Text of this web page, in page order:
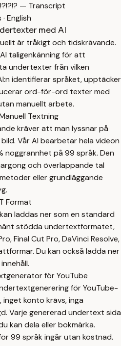
— Transcript
English
med AI
är tråkigt och tidskrävande.
taligenkänning för att
undertexter från vilken
identifierar språket, upptäcker
ord-för-ord texter med
manuellt arbete.
Textning
kräver att man lyssnar på
Vår AI bearbetar hela videon
noggrannhet på 99 språk. Den
och överlappande tal
eller grundläggande
Format
laddas ner som en standard
stödda undertextformatet,
Final Cut Pro, DaVinci Resolve,
Du kan också ladda ner
för YouTube
för YouTube-
konto krävs, inga
Varje genererad undertext sida
kan dela eller bokmärka.
99 språk ingår utan kostnad.